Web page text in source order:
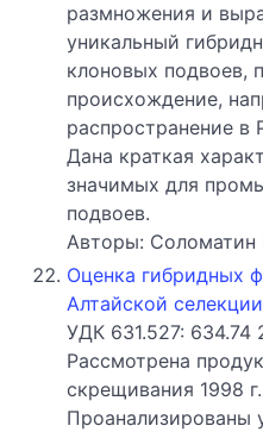
размножения и
уникальный
клоновых подвоев,
происхождение,
распространение в
Дана краткая
значимых для
подвоев.
Авторы:
Оценка гибридных
Алтайской селекции
УДК 631.527: 634.74
Рассмотрена
скрещивания 1998
Проанализированы